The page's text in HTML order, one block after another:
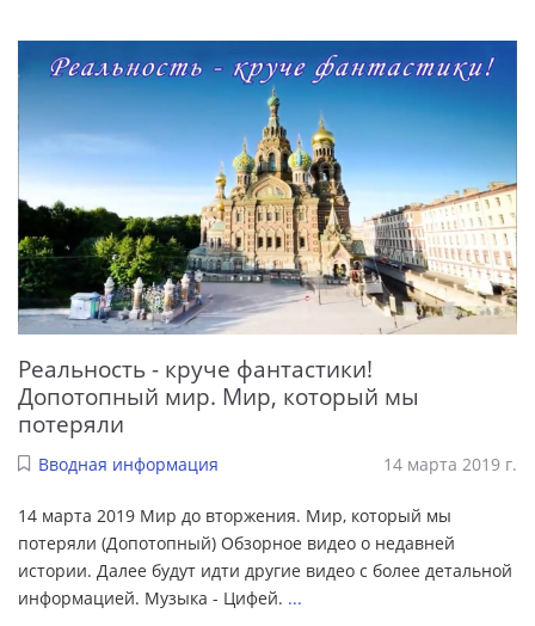
Реальность - круче фантастики!
Допотопный мир. Мир, который мы
потеряли
Вводная информация 14 марта 2019 г.
14 марта 2019 Мир до вторжения. Мир, который мы
потеряли (Допотопный) Обзорное видео о недавней
истории. Далее будут идти другие видео с более детальной
информацией. Музыка - Цифей. ...